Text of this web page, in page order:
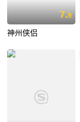
7.9
神州侠侣